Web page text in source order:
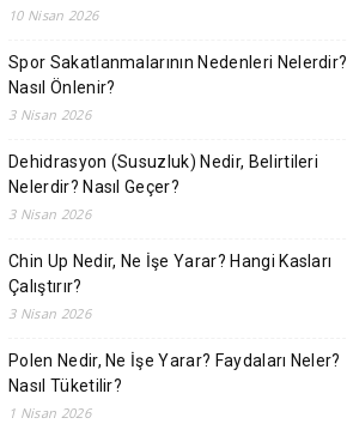
10 Nisan 2026
Spor Sakatlanmalarının Nedenleri Nelerdir?
Nasıl Önlenir?
3 Nisan 2026
Dehidrasyon (Susuzluk) Nedir, Belirtileri
Nelerdir? Nasıl Geçer?
3 Nisan 2026
Chin Up Nedir, Ne İşe Yarar? Hangi Kasları
Çalıştırır?
3 Nisan 2026
Polen Nedir, Ne İşe Yarar? Faydaları Neler?
Nasıl Tüketilir?
1 Nisan 2026